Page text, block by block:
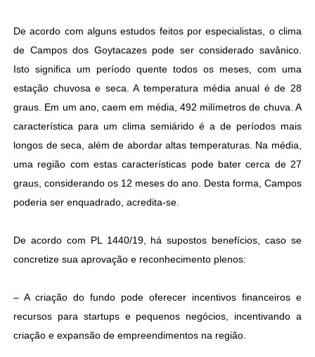
De acordo com alguns estudos feitos por especialistas, o clima
de Campos dos Goytacazes pode ser considerado savânico.
Isto significa um período quente todos os meses, com uma
estação chuvosa e seca. A temperatura média anual é de 28
graus. Em um ano, caem em média, 492 milímetros de chuva. A
característica para um clima semiárido é a de períodos mais
longos de seca, além de abordar altas temperaturas. Na média,
uma região com estas características pode bater cerca de 27
graus, considerando os 12 meses do ano. Desta forma, Campos
poderia ser enquadrado, acredita-se.
De acordo com PL 1440/19, há supostos benefícios, caso se
concretize sua aprovação e reconhecimento plenos:
– A criação do fundo pode oferecer incentivos financeiros e
recursos para startups e pequenos negócios, incentivando a
criação e expansão de empreendimentos na região.